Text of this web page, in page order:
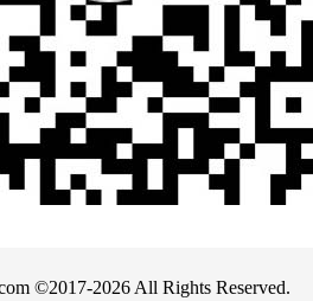
©2017-2026 All Rights Reserved.